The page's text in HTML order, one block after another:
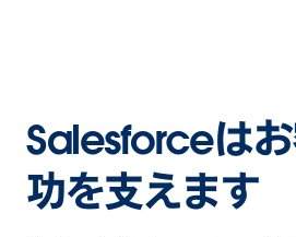
Salesforceは
功を支えます